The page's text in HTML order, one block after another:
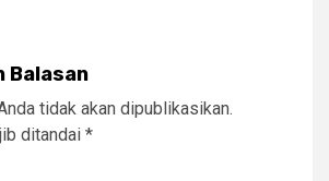
Balasan
tidak akan dipublikasikan.
ditandai *